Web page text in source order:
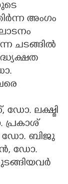
അംഗം
ചടങ്ങിൽ
ലക്ഷ്മി
ഡോ. ബിജു
ഡോ.